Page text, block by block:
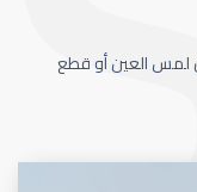
لمس العين أو قطع